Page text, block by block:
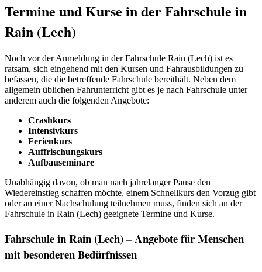
Termine und Kurse in der Fahrschule in
Rain (Lech)
Noch vor der Anmeldung in der Fahrschule Rain (Lech) ist es
ratsam, sich eingehend mit den Kursen und Fahrausbildungen zu
befassen, die die betreffende Fahrschule bereithält. Neben dem
allgemein üblichen Fahrunterricht gibt es je nach Fahrschule unter
anderem auch die folgenden Angebote:
Crashkurs
Intensivkurs
Ferienkurs
Auffrischungskurs
Aufbauseminare
Unabhängig davon, ob man nach jahrelanger Pause den
Wiedereinstieg schaffen möchte, einem Schnellkurs den Vorzug gibt
oder an einer Nachschulung teilnehmen muss, finden sich an der
Fahrschule in Rain (Lech) geeignete Termine und Kurse.
Fahrschule in Rain (Lech) – Angebote für Menschen
mit besonderen Bedürfnissen